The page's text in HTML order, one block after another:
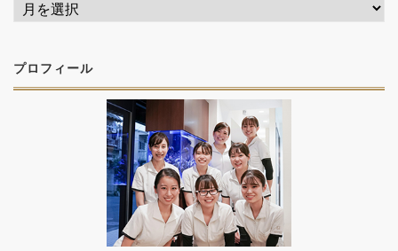
プロフィール